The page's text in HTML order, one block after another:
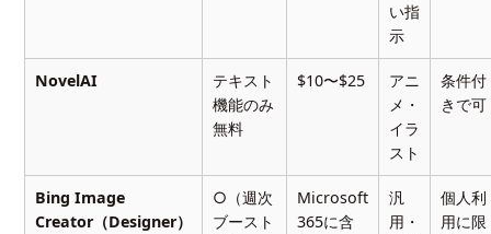
い指
示
NovelAI
テキスト
機能のみ
無料
$10〜$25
アニ
メ・
イラ
スト
条件付
きで可
Bing Image
Creator（Designer）
○（週次
ブースト
Microsoft
365に含
汎
用・
個人利
用に限